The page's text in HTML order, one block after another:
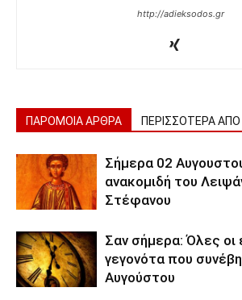
http://adieksodos.gr
ΠΑΡΟΜΟΙΑ ΑΡΘΡΑ ΠΕΡΙΣΣΟΤΕΡΑ
Σήμερα 02
ανακομιδή του
Στέφανου
Σαν σήμερα: Όλες οι
γεγονότα που
Αυγούστου